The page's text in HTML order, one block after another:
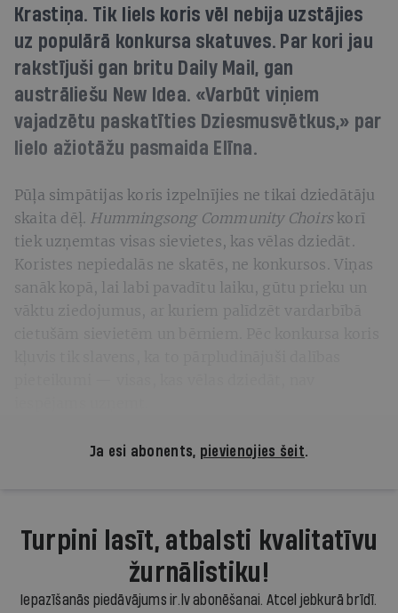
Krastiņa. Tik liels koris vēl nebija uzstājies
uz populārā konkursa skatuves. Par kori jau
rakstījuši gan britu Daily Mail, gan
austrāliešu New Idea. «Varbūt viņiem
vajadzētu paskatīties Dziesmusvētkus,» par
lielo ažiotāžu pasmaida Elīna.
Pūļa simpātijas koris izpelnījies ne tikai dziedātāju
skaita dēļ. Hummingsong Community Choirs korī
tiek uzņemtas visas sievietes, kas vēlas dziedāt.
Koristes nepiedalās ne skatēs, ne konkursos. Viņas
sanāk kopā, lai labi pavadītu laiku, gūtu prieku un
vāktu ziedojumus, ar kuriem palīdzēt vardarbībā
Ja esi abonents, pievienojies šeit.
Turpini lasīt, atbalsti kvalitatīvu
žurnālistiku!
Iepazīšanās piedāvājums ir.lv abonēšanai. Atcel jebkurā brīdī.